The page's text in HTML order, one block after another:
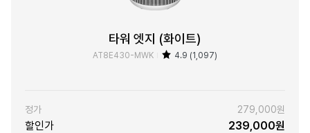
타워 엣지 (화이트)
AT8E430-MWK 4.9 (1,097)
정가 279,000원
할인가 239,000원